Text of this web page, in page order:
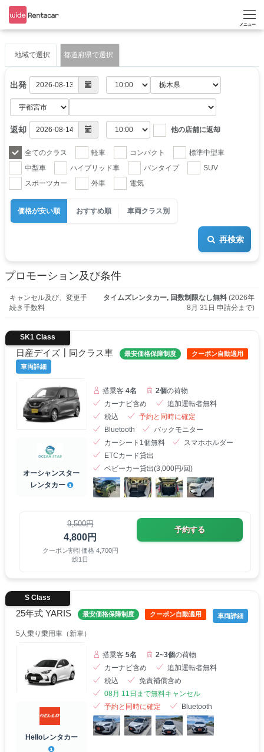
地域で選択 都道府県で選択
出発
返却 他の店舗に返却
全てのクラス 軽車 コンパクト
標準中型車
中型車
ハイブリッド車 バンタイプ
SUV
スポーツカー
外車 電気
価格が安い順 おすすめ順 車両クラス別
再検索
プロモーション及び条件
キャンセル及び、変更手
続き手数料
タイムズレンタカー, 回数制限なし無料 (2026年
8月 31日 申請分まで)
日産デイズ┃同クラス車 最安価格保障制度
クーポン自動適用
車両詳細
SK1 Class
オーシャンスター
レンタカー
搭乗客4名 2個の荷物
カーナビ含め
追加運転者無料
税込
予約と同時に確定
Bluetooth
バックモニター
カーシート1個無料
スマホホルダー
ETCカード貸出
ベビーカー貸出(3,000円/回)
9,500円
4,800円
クーポン割引価格 4,700円
総1日
予約する
25年式 YARIS 最安価格保障制度 クーポン自動適用 車両詳細
S Class
5人乗り乗用車（新車）
Helloレンタカー
搭乗客5名 2~3個の荷物
カーナビ含め
追加運転者無料
税込
免責補償含め
08月 11日まで無料キャンセル
予約と同時に確定
Bluetooth